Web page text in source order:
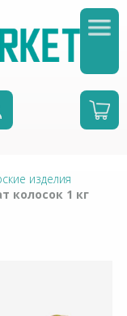
изделия
колосок 1 кг